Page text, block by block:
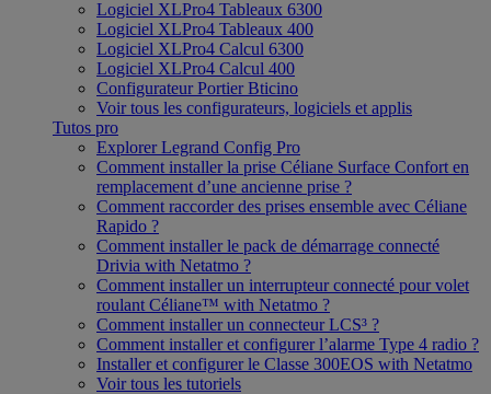
Logiciel XLPro4 Tableaux 6300
Logiciel XLPro4 Tableaux 400
Logiciel XLPro4 Calcul 6300
Logiciel XLPro4 Calcul 400
Configurateur Portier Bticino
Voir tous les configurateurs, logiciels et applis
Tutos pro
Explorer Legrand Config Pro
Comment installer la prise Céliane Surface Confort en
remplacement d’une ancienne prise ?
Comment raccorder des prises ensemble avec Céliane
Rapido ?
Comment installer le pack de démarrage connecté
Drivia with Netatmo ?
Comment installer un interrupteur connecté pour volet
roulant Céliane™ with Netatmo ?
Comment installer un connecteur LCS³ ?
Comment installer et configurer l’alarme Type 4 radio ?
Installer et configurer le Classe 300EOS with Netatmo
Voir tous les tutoriels